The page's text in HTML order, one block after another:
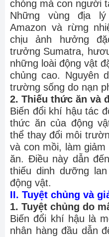
chóng mà con người
Những vùng địa
Amazon và rừng
chịu ảnh hưởng
trưởng Sumatra,
những loài động vật
chủng cao. Nguyên
trường sống do nạn
2. Thiếu thức ăn và
Biến đổi khí hậu tác
thức ăn của động
thể thay đổi môi
và con mồi, làm
ăn. Điều này dẫn
thiếu dinh dưỡng
động vật.
II. Tuyệt chủng và
1. Tuyệt chủng do
Biến đổi khí hậu là
nhân hàng đầu dẫn